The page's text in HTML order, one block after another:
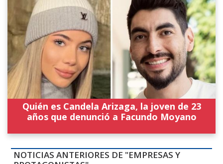
Quién es Candela Arizaga, la joven de 23
años que denunció a Facundo Moyano
NOTICIAS ANTERIORES DE "EMPRESAS Y